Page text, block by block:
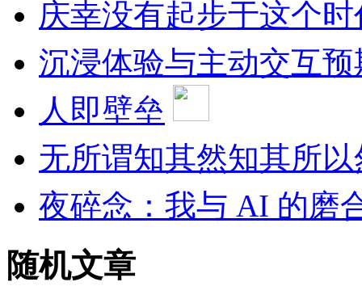
庆幸没有起步于这个时
沉浸体验与主动交互预
人即壁垒
无所谓知其然知其所以
夜碎念：我与 AI 的磨
随机文章